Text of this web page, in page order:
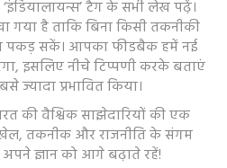
टैग के सभी लेख पढ़ें।
गया है ताकि बिना किसी तकनीकी
पकड़ सकें। आपका फीडबैक हमें नई
इसलिए नीचे टिप्पणी करके बताएं
प्रभावित किया।
की वैश्विक साझेदारियों की एक
तकनीक और राजनीति के संगम
ज्ञान को आगे बढ़ाते रहें!